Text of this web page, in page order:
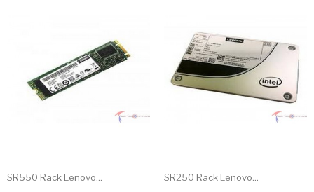
SR550 Rack Lenovo...
SR250 Rack Lenovo...